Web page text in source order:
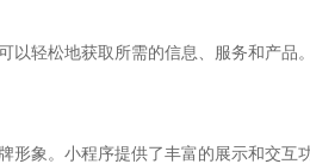
以轻松地获取所需的信息、服务和产
形象。小程序提供了丰富的展示和交